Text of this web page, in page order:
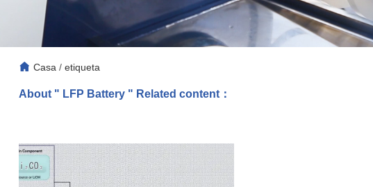
Casa / etiqueta
About " LFP Battery " Related content：